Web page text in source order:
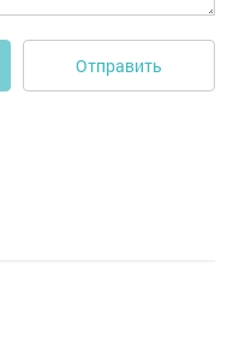
Отправить